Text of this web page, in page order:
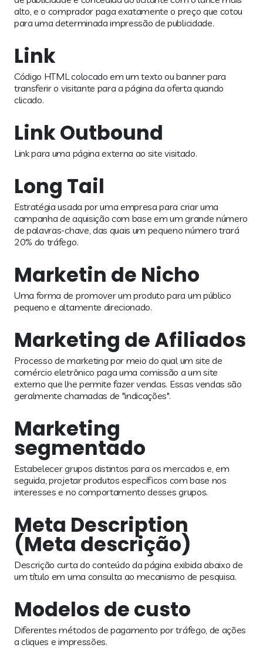
alto, e o comprador paga exatamente o preço que cotou
para uma determinada impressão de publicidade.
Link
Código HTML colocado em um texto ou banner para
transferir o visitante para a página da oferta quando
clicado.
Link Outbound
Link para uma página externa ao site visitado.
Long Tail
Estratégia usada por uma empresa para criar uma
campanha de aquisição com base em um grande número
de palavras-chave, das quais um pequeno número trará
20% do tráfego.
Marketin de Nicho
Uma forma de promover um produto para um público
pequeno e altamente direcionado.
Marketing de Afiliados
Processo de marketing por meio do qual um site de
comércio eletrônico paga uma comissão a um site
externo que lhe permite fazer vendas. Essas vendas são
geralmente chamadas de "indicações".
Marketing
segmentado
Estabelecer grupos distintos para os mercados e, em
seguida, projetar produtos específicos com base nos
interesses e no comportamento desses grupos.
Meta Description
(Meta descrição)
Descrição curta do conteúdo da página exibida abaixo de
um título em uma consulta ao mecanismo de pesquisa.
Modelos de custo
Diferentes métodos de pagamento por tráfego, de ações
a cliques e impressões.